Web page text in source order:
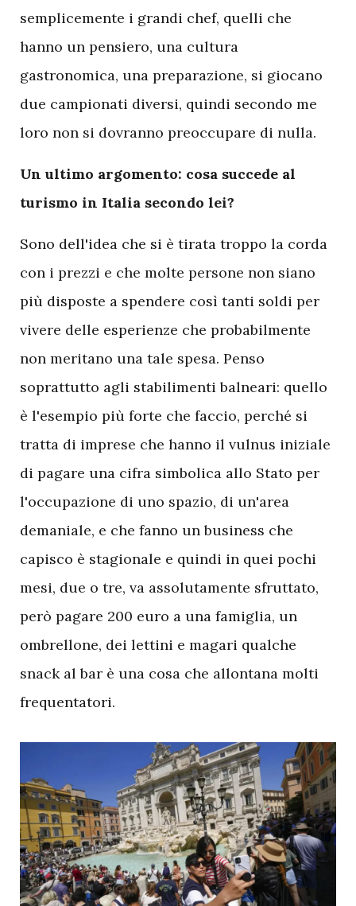
semplicemente i grandi chef, quelli che
hanno un pensiero, una cultura
gastronomica, una preparazione, si giocano
due campionati diversi, quindi secondo me
loro non si dovranno preoccupare di nulla.
Un ultimo argomento: cosa succede al
turismo in Italia secondo lei?
Sono dell'idea che si è tirata troppo la corda
con i prezzi e che molte persone non siano
più disposte a spendere così tanti soldi per
vivere delle esperienze che probabilmente
non meritano una tale spesa. Penso
soprattutto agli stabilimenti balneari: quello
è l'esempio più forte che faccio, perché si
tratta di imprese che hanno il vulnus iniziale
di pagare una cifra simbolica allo Stato per
l'occupazione di uno spazio, di un'area
demaniale, e che fanno un business che
capisco è stagionale e quindi in quei pochi
mesi, due o tre, va assolutamente sfruttato,
però pagare 200 euro a una famiglia, un
ombrellone, dei lettini e magari qualche
snack al bar è una cosa che allontana molti
frequentatori.